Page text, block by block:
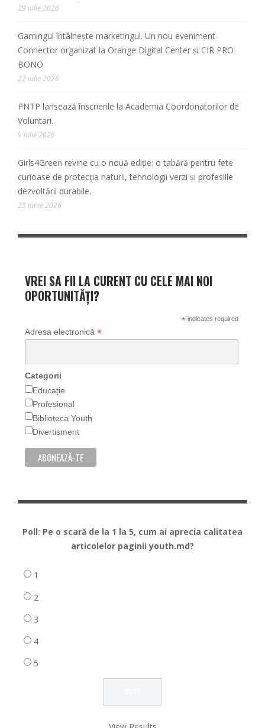
29 iulie 2026
Gamingul întâlnește marketingul. Un nou eveniment
Connector organizat la Orange Digital Center și CIR PRO
BONO
22 iulie 2026
PNTP lansează înscrierile la Academia Coordonatorilor de
Voluntari.
9 iulie 2026
Girls4Green revine cu o nouă ediție: o tabără pentru fete
curioase de protecția naturii, tehnologii verzi și profesiile
dezvoltării durabile.
23 iunie 2026
VREI SA FII LA CURENT CU CELE MAI NOI
OPORTUNITĂȚI?
*indicates required
Adresa electronică *
Categorii
Educație
Profesional
Biblioteca Youth
Divertisment
Poll: Pe o scară de la 1 la 5, cum ai aprecia calitatea
articolelor paginii youth.md?
1
2
3
4
5